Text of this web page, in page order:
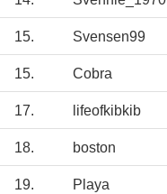
15. Svensen99
15. Cobra
17. lifeofkibkib
18. boston
19. Playa